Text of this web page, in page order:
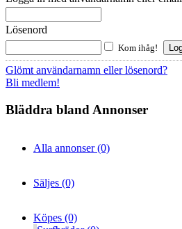
Lösenord
Kom ihåg!
Glömt användarnamn eller lösenord?
Bli medlem!
Bläddra bland Annonser
Alla annonser (0)
Säljes (0)
Köpes (0)